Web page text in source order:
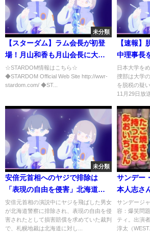
未分類
【スターダム】ラム会長が初登
場！月山和香も月山会長に大変
身！-7.8 NEW BLOOD 3-
【STARDOM】
☆STARDOM情報はこちら☆
◆STARDOM Official Web Site http://wwr-
stardom.com/ ◆ST...
【速報
中理事長
日本大学を
捜部は大学
を脱税の疑
11月29日放
未分類
安倍元首相へのヤジで排除は
「表現の自由を侵害」北海道に
損害賠償認める判決 札幌地裁
安倍元首相の演説中にヤジを飛ばした男女
が北海道警察に排除され、表現の自由を侵
害されたとして損害賠償を求めていた裁判
で、札幌地裁は北海道に対し...
サンデ
本人志さ
表 11月
サンデージ
容：爆笑問
ティ。出演
淳太（WEST.